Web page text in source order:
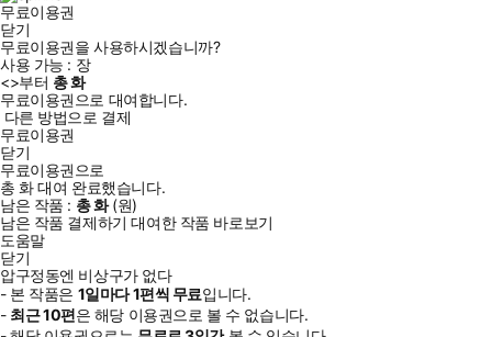
무료이용권
닫기
무료이용권을 사용하시겠습니까?
사용 가능 : 장
<>부터 총화
무료이용권으로 대여합니다.
다른 방법으로 결제
무료이용권
닫기
무료이용권으로
총 화대여 완료했습니다.
남은 작품 : 총화(원)
남은 작품 결제하기 대여한 작품 바로보기
도움말
닫기
압구정동엔 비상구가 없다
- 본 작품은 1일마다1편씩 무료입니다.
- 최근10편은 해당 이용권으로 볼 수 없습니다.